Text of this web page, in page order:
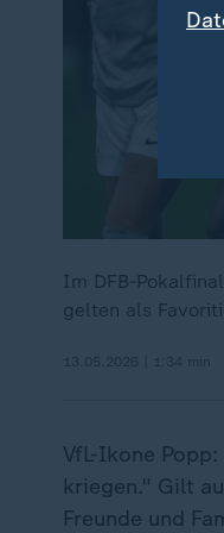
Im DFB-
gelten als
VfL-Ikone
kriegen." Gilt
Freunde und